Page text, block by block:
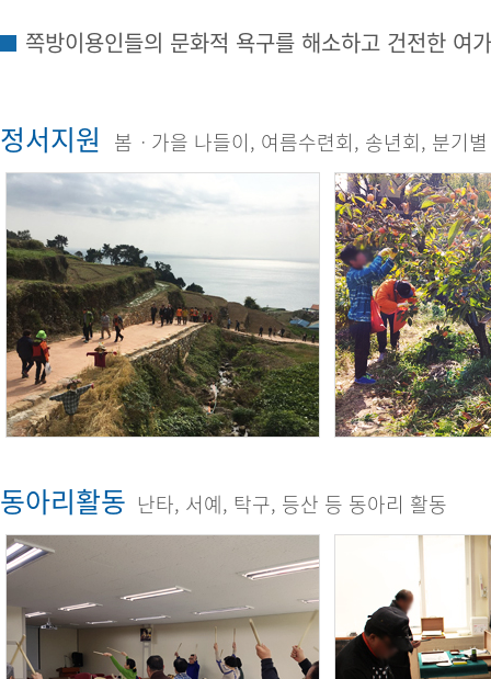
쪽방이용인들의 문화적 욕구를 해소하고 건전한 여
정서지원 봄ㆍ가을 나들이, 여름수련회, 송년회, 분기
동아리활동 난타, 서예, 탁구, 등산 등 동아리 활동